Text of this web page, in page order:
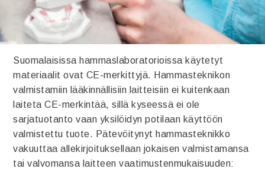
Suomalaisissa hammaslaboratorioissa käytetyt
materiaalit ovat CE-merkittyjä. Hammasteknikon
valmistamiin lääkinnällisiin laitteisiin ei kuitenkaan
laiteta CE-merkintää, sillä kyseessä ei ole
sarjatuotanto vaan yksilöidyn potilaan käyttöön
valmistettu tuote. Pätevöitynyt hammasteknikko
vakuuttaa allekirjoituksellaan jokaisen valmistamansa
tai valvomansa laitteen vaatimustenmukaisuuden: